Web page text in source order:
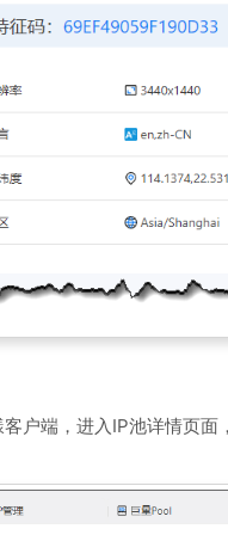
户端，进入IP池详情页面